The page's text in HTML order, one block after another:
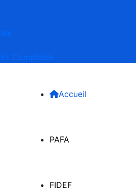
Comptable
Accueil
PAFA
FIDEF